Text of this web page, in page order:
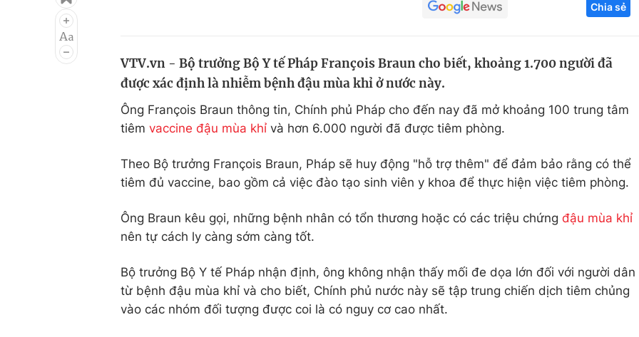
Điện ảnh
Âm nhạc
Chất lượng cuộc sống
Tuyển sinh
Hitech Công
Thị trường
Chia sẻ
VTV.vn - Bộ trưởng Bộ Y tế Pháp François Braun cho biết, khoảng 1.700 người đã
được xác định là nhiễm bệnh đậu mùa khỉ ở nước này.
Ông François Braun thông tin, Chính phủ Pháp cho đến nay đã mở khoảng 100 trung tâm
tiêm vaccine đậu mùa khỉ và hơn 6.000 người đã được tiêm phòng.
Theo Bộ trưởng François Braun, Pháp sẽ huy động "hỗ trợ thêm" để đảm bảo rằng có thể
tiêm đủ vaccine, bao gồm cả việc đào tạo sinh viên y khoa để thực hiện việc tiêm phòng.
Ông Braun kêu gọi, những bệnh nhân có tổn thương hoặc có các triệu chứng đậu mùa khỉ
nên tự cách ly càng sớm càng tốt.
Bộ trưởng Bộ Y tế Pháp nhận định, ông không nhận thấy mối đe dọa lớn đối với người dân
từ bệnh đậu mùa khỉ và cho biết, Chính phủ nước này sẽ tập trung chiến dịch tiêm chủng
vào các nhóm đối tượng được coi là có nguy cơ cao nhất.